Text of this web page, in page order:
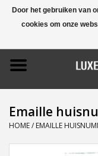
Home
Promoties
Naamborden
Emaille
HOME/ EMAILLE
Door het gebruiken van
cookies om onze